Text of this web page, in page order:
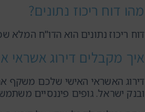
מהו דוח ריכוז נתונים?
דוח ריכוז נתונים הוא הדו"ח
איך מקבלים דירוג אשראי
דירוג האשראי האישי שלכם משקף
ובנק ישראל. גופים פיננסיים